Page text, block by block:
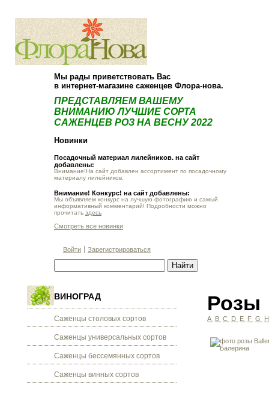
Мы рады приветствовать Вас
в интернет-магазине саженцев Флора-нова.
ПРЕДСТАВЛЯЕМ ВАШЕМУ
ВНИМАНИЮ ЛУЧШИЕ СОРТА
САЖЕНЦЕВ РОЗ НА ВЕСНУ 2022
Новинки
Посадочный материал лилейников. на сайт
добавлены:
Внимание!На сайт добавлен ассортимент по посадочному
материалу лилейников.
Внимание! Конкурс! на сайт добавлены:
Мы объявляем конкурс на лучшую фотографию и самый
информативный комментарий! Подробности можно
прочитать здесь
Смотреть все новинки
Войти Зарегистрироваться
ВИНОГРАД
Саженцы столовых сортов
Саженцы универсальных сортов
Саженцы бессемянных сортов
Саженцы винных сортов
Розы
A B C D E F G